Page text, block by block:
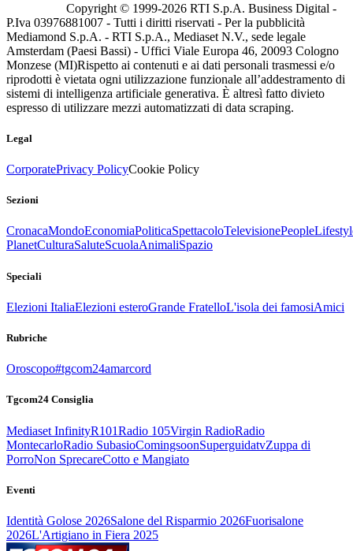
Copyright © 1999-2026 RTI S.p.A. Business Digital -
P.Iva 03976881007 - Tutti i diritti riservati - Per la pubblicità
Mediamond S.p.A. - RTI S.p.A., Mediaset N.V., sede legale
Amsterdam (Paesi Bassi) - Uffici Viale Europa 46, 20093 Cologno
Monzese (MI)Rispetto ai contenuti e ai dati personali trasmessi e/o
riprodotti è vietata ogni utilizzazione funzionale all’addestramento di
sistemi di intelligenza artificiale generativa. È altresì fatto divieto
espresso di utilizzare mezzi automatizzati di data scraping.
Legal
CorporatePrivacy PolicyCookie Policy
Sezioni
CronacaMondoEconomiaPoliticaSpettacoloTelevisionePeople
PlanetCulturaSaluteScuolaAnimaliSpazio
Speciali
Elezioni ItaliaElezioni esteroGrande FratelloL'isola dei famosiAmici
Rubriche
Oroscopo#tgcom24amarcord
Tgcom24 Consiglia
Mediaset InfinityR101Radio 105Virgin RadioRadio
MontecarloRadio SubasioComingsoonSuperguidatvZuppa di
PorroNon SprecareCotto e Mangiato
Eventi
Identità Golose 2026Salone del Risparmio 2026Fuorisalone
2026L'Artigiano in Fiera 2025